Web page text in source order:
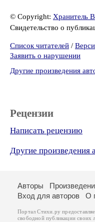
© Copyright: Хранитель
Свидетельство о
Список читателей /
Заявить о нарушении
Другие произведения
Рецензии
Написать рецензию
Другие произведения
Авторы
Вход для авторов
О
Портал Стихи.ру
свободной публикации своих